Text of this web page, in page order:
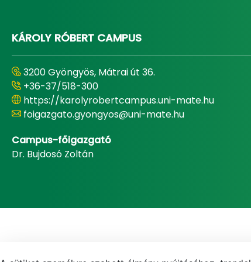
KÁROLY RÓBERT CAMPUS
3200 Gyöngyös, Mátrai út 36.
+36-37/518-300
https://karolyrobertcampus.uni-mate.hu
foigazgato.gyongyos@uni-mate.hu
Campus-főigazgató
Dr. Bujdosó Zoltán